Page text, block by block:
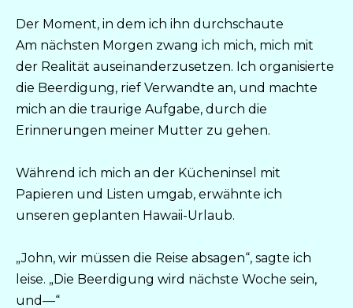
Der Moment, in dem ich ihn durchschaute
Am nächsten Morgen zwang ich mich, mich mit
der Realität auseinanderzusetzen. Ich organisierte
die Beerdigung, rief Verwandte an, und machte
mich an die traurige Aufgabe, durch die
Erinnerungen meiner Mutter zu gehen.
Während ich mich an der Kücheninsel mit
Papieren und Listen umgab, erwähnte ich
unseren geplanten Hawaii-Urlaub.
„John, wir müssen die Reise absagen“, sagte ich
leise. „Die Beerdigung wird nächste Woche sein,
und—“